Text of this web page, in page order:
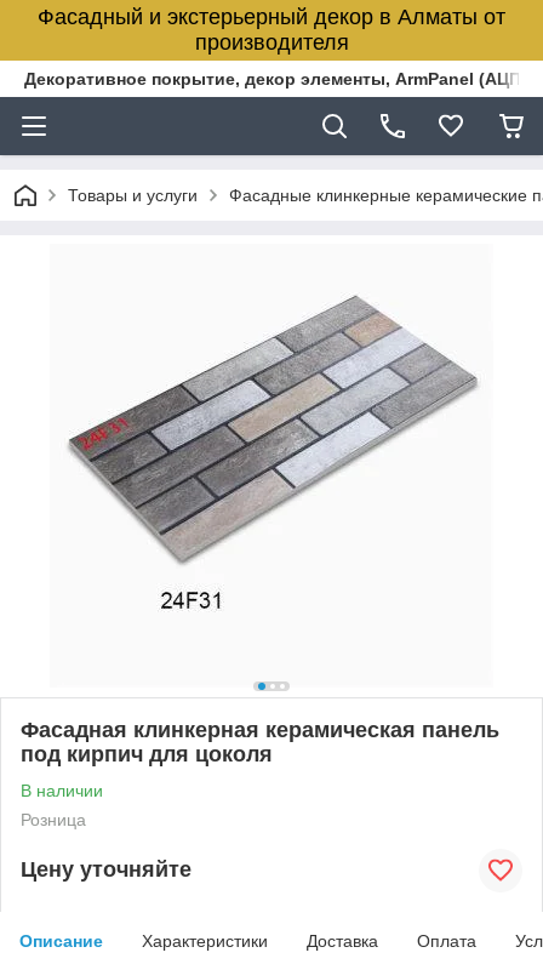
Фасадный и экстерьерный декор в Алматы от
производителя
Декоративное покрытие, декор элементы, ArmPanel
Товары и услуги Фасадные клинкерные керамические
Фасадная клинкерная керамическая панель
под кирпич для цоколя
В наличии
Розница
Цену уточняйте
Описание Характеристики Доставка Оплата